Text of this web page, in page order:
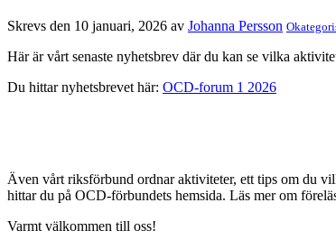
Skrevs den 10 januari, 2026 av Johanna Persson
Här är vårt senaste nyhetsbrev där du kan se vilka
Du hittar nyhetsbrevet här: OCD-forum 1 2026
Även vårt riksförbund ordnar aktiviteter, ett tips om du
hittar du på OCD-förbundets hemsida. Läs mer om
Varmt välkommen till oss!